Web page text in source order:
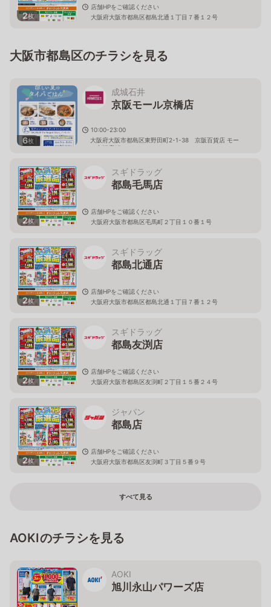
2枚
店舗HPをご確認ください
大阪府大阪市都島区都島北通１丁目７番１２号
大阪市都島区のチラシを見る
6枚
成城石井
京阪モール京橋店
10:00-23:00
大阪府大阪市都島区東野田町2-1-38 京阪百貨店 モー
ル京橋店1F
2枚
スギドラッグ
都島毛馬店
店舗HPをご確認ください
大阪府大阪市都島区毛馬町２丁目１０番１号
2枚
スギドラッグ
都島北通店
店舗HPをご確認ください
大阪府大阪市都島区都島北通１丁目７番１２号
2枚
スギドラッグ
都島友渕店
店舗HPをご確認ください
大阪府大阪市都島区友渕町２丁目１５番２４号
2枚
ジャパン
都島店
店舗HPをご確認ください
大阪府大阪市都島区友渕町３丁目５番９号
すべて見る
AOKIのチラシを見る
AOKI
旭川永山パワーズ店